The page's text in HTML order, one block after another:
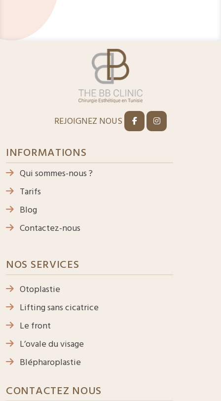
REJOIGNEZ NOUS
INFORMATIONS
Qui sommes-nous ?
Tarifs
Blog
Contactez-nous
NOS SERVICES
Otoplastie
Lifting sans cicatrice
Le front
L’ovale du visage
Blépharoplastie
CONTACTEZ NOUS